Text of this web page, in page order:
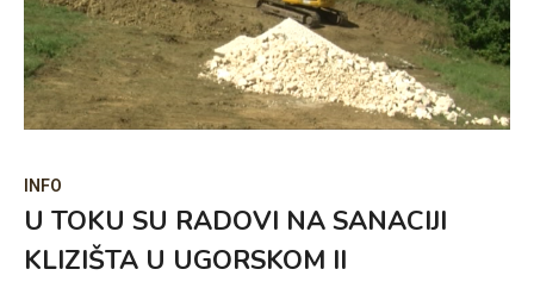
INFO
U TOKU SU RADOVI NA SANACIJI
KLIZIŠTA U UGORSKOM II